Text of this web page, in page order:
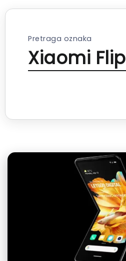
Pretraga oznaka
Xiaomi Flip